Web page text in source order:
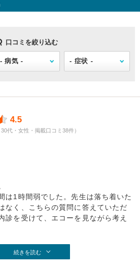
口コミを絞り込む
4.5
代・女性・掲載口コミ38件）
は1時間弱でした。先生は落ち着いた
なく、こちらの質問に答えていただ
診を受けて、エコーを見ながら考え
続きを読む